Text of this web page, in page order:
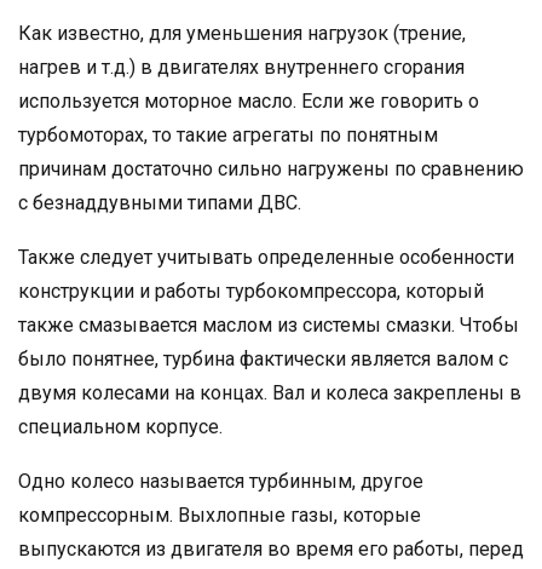
Как известно, для уменьшения нагрузок (трение,
нагрев и т.д.) в двигателях внутреннего сгорания
используется моторное масло. Если же говорить о
турбомоторах, то такие агрегаты по понятным
причинам достаточно сильно нагружены по сравнению
с безнаддувными типами ДВС.
Также следует учитывать определенные особенности
конструкции и работы турбокомпрессора, который
также смазывается маслом из системы смазки. Чтобы
было понятнее, турбина фактически является валом с
двумя колесами на концах. Вал и колеса закреплены в
специальном корпусе.
Одно колесо называется турбинным, другое
компрессорным. Выхлопные газы, которые
выпускаются из двигателя во время его работы, перед